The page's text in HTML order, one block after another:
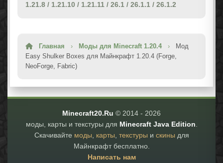
1.21.8 / 1.21.10 / 1.21.11 / 26.1 / 26.1.1 / 26.1.2
Главная › Моды для Minecraft 1.20.4 ›
Мод
Easy Shulker Boxes для Майнкрафт 1.20.4 (Forge,
NeoForge, Fabric)
Minecraft20.Ru © 2014 - 2026
моды, карты и текстуры для Minecraft Java Edition.
Скачивайте моды, карты, текстуры и скины для
Майнкрафт бесплатно.
Написать нам